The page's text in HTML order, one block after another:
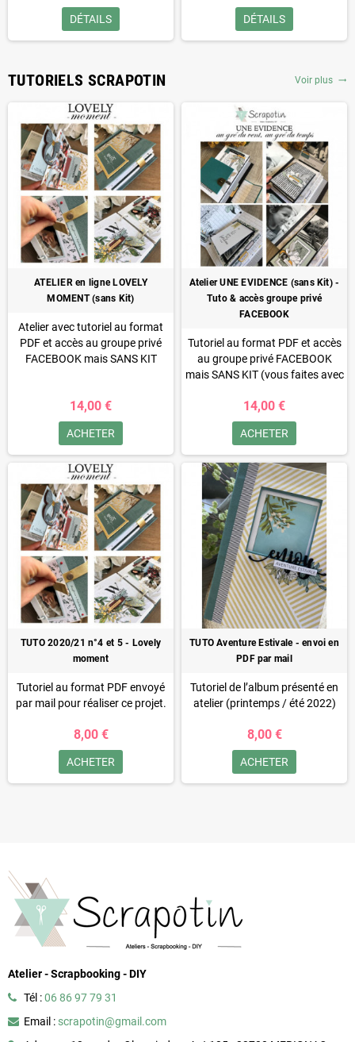
l'inclure dans votre abonnement
à un tarif préférentiel)
DÉTAILS
à un tarif préférentiel)
DÉTAILS
TUTORIELS SCRAPOTIN Voir plus trending_flat
ATELIER en ligne LOVELY
MOMENT (sans Kit)
Atelier avec tutoriel au format
PDF et accès au groupe privé
FACEBOOK mais SANS KIT
peux vous adresser par mail la
liste du matériel nécessaire à
réaliser cet album
14,00 €
ACHETER
Atelier UNE EVIDENCE (sans Kit) -
Tuto & accès groupe privé
FACEBOOK
Tutoriel au format PDF et accès
au groupe privé FACEBOOK
mais SANS KIT (vous faites avec
14,00 €
ACHETER
TUTO 2020/21 n°4 et 5 - Lovely
moment
Tutoriel au format PDF envoyé
par mail pour réaliser ce projet.
8,00 €
ACHETER
TUTO Aventure Estivale - envoi en
PDF par mail
Tutoriel de l’album présenté en
atelier (printemps / été 2022)
8,00 €
ACHETER
Atelier - Scrapbooking - DIY
Tél :06 86 97 79 31
Email : scrapotin@gmail.com